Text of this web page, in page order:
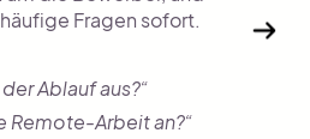
Fragen sofort.
Ablauf aus?“
Remote-Arbeit an?“